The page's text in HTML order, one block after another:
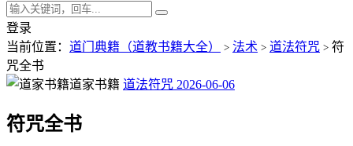
登录
当前位置： 道门典籍（道教书籍大全） > 法术 > 道法符咒 > 符
咒全书
道家书籍 道法符咒 2026-06-06
符咒全书